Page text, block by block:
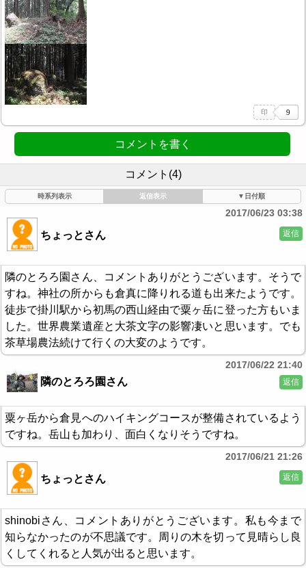
コメントを書く
コメント(4)
時系列表示 返信表示 ▼日付順
ちょっとさん
2017/06/23 03:38
返信
隣のとろろ園さん、コメントありがとうございます。そうで
すね。神社の所からも倉真に降りれる道も出来たようです。
徒歩で掛川駅から初馬の西山経由で粟ヶ岳に登った方もいま
した。世界農業遺産と大茶文字の影響凄いと思います。でも
茶草場農法続けて行くの大変のようです。
隣のとろろ園さん
2017/06/22 21:40
返信
粟ヶ岳から倉見へのハイキングコースが整備されているよう
ですね。岳山も加わり、面白くなりそうですね。
ちょっとさん
2017/06/21 21:26
返信
shinobiさん、コメントありがとうございます。私も今まで
知らなかったのが不思議です。周りの木を切って見晴らし良
くしてくれると人気が出ると思います。